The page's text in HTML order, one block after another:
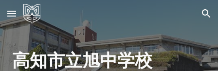
Skip to main content Skip to navigation
高知市立旭中学校